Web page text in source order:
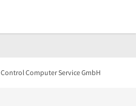
Control Computer Service GmbH